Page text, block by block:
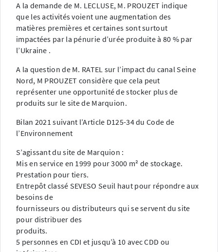
A la demande de M. LECLUSE, M. PROUZET indique
que les activités voient une augmentation des
matières premières et certaines sont surtout
impactées par la pénurie d’urée produite à 80 % par
l’Ukraine .
A la question de M. RATEL sur l’impact du canal Seine
Nord, M PROUZET considère que cela peut
représenter une opportunité de stocker plus de
produits sur le site de Marquion.
Bilan 2021 suivant l’Article D125-34 du Code de
l’Environnement
S’agissant du site de Marquion :
Mis en service en 1999 pour 3000 m² de stockage.
Prestation pour tiers.
Entrepôt classé SEVESO Seuil haut pour répondre aux
besoins de
fournisseurs ou distributeurs qui se servent du site
pour distribuer des
produits.
5 personnes en CDI et jusqu’à 10 avec CDD ou